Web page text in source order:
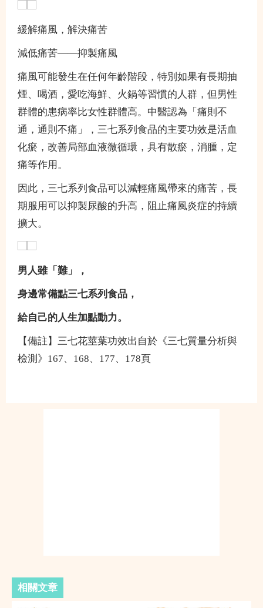
緩解痛風，解決痛苦
減低痛苦——抑製痛風
痛風可能發生在任何年齡階段，特別如果有長期抽
煙、喝酒，愛吃海鮮、火鍋等習慣的人群，但男性
群體的患病率比女性群體高。中醫認為「痛則不
通，通則不痛」，三七系列食品的主要功效是活血
化瘀，改善局部血液微循環，具有散瘀，消腫，定
痛等作用。
因此，三七系列食品可以減輕痛風帶來的痛苦，長
期服用可以抑製尿酸的升高，阻止痛風炎症的持續
擴大。
男人雖「難」，
身邊常備點三七系列食品，
給自己的人生加點動力。
【備註】三七花莖葉功效出自於《三七質量分析與
檢測》167、168、177、178頁
相關文章